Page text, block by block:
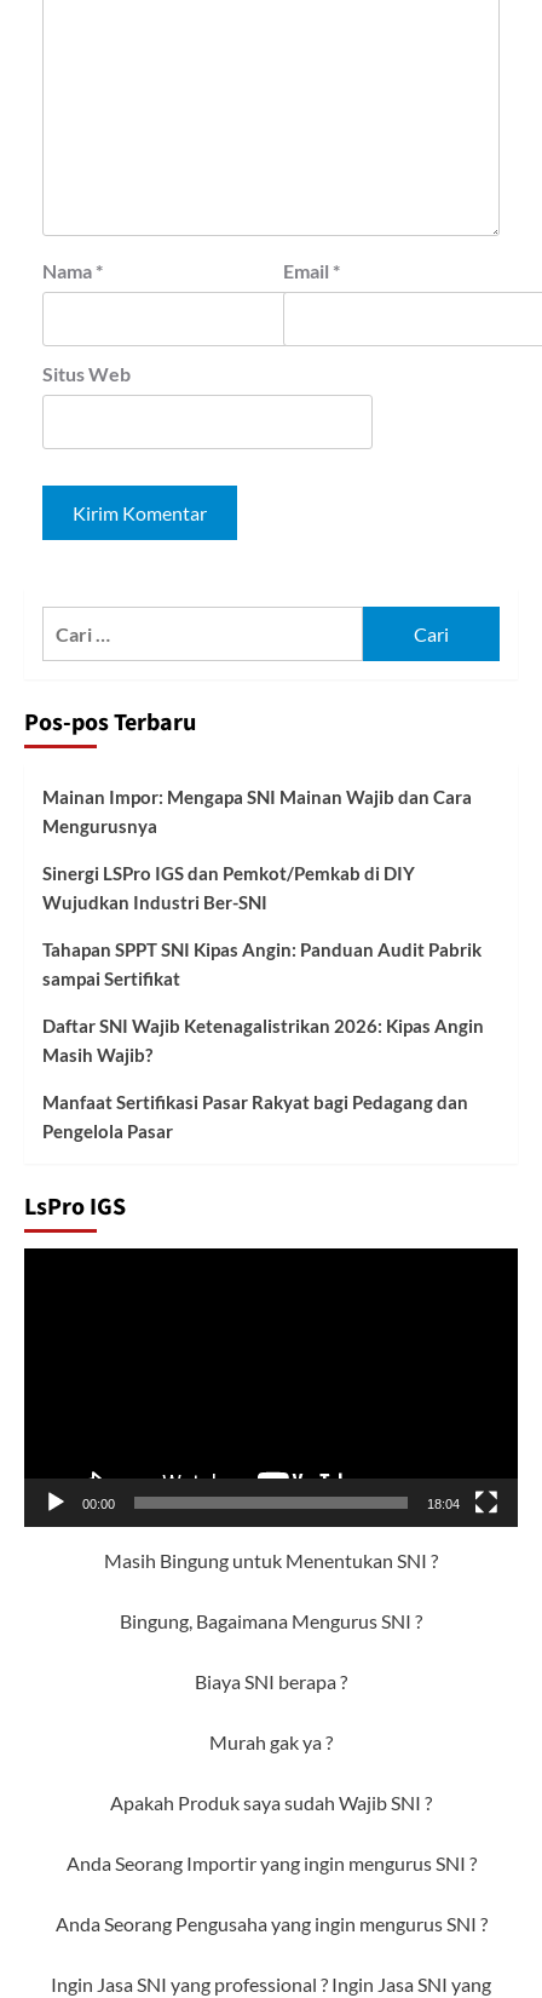
Nama * Email *
Situs Web
Pos-pos Terbaru
Mainan Impor: Mengapa SNI Mainan Wajib dan Cara
Mengurusnya
Sinergi LSPro IGS dan Pemkot/Pemkab di DIY
Wujudkan Industri Ber-SNI
Tahapan SPPT SNI Kipas Angin: Panduan Audit Pabrik
sampai Sertifikat
Daftar SNI Wajib Ketenagalistrikan 2026: Kipas Angin
Masih Wajib?
Manfaat Sertifikasi Pasar Rakyat bagi Pedagang dan
Pengelola Pasar
LsPro IGS
00:00 18:04
Masih Bingung untuk Menentukan SNI ?
Bingung, Bagaimana Mengurus SNI ?
Biaya SNI berapa ?
Murah gak ya ?
Apakah Produk saya sudah Wajib SNI ?
Anda Seorang Importir yang ingin mengurus SNI ?
Anda Seorang Pengusaha yang ingin mengurus SNI ?
Ingin Jasa SNI yang professional ? Ingin Jasa SNI yang